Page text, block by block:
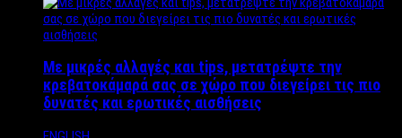
Με μικρές αλλαγές και tips, μετατρέψτε την
κρεβατοκάμαρά σας σε χώρο που διεγείρει τις πιο
δυνατές και ερωτικές αισθήσεις